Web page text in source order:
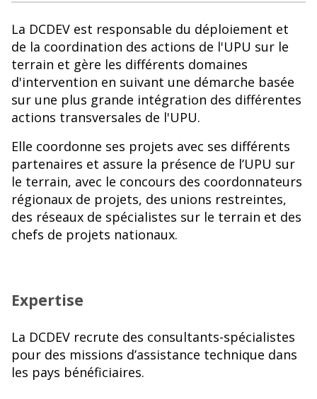
La DCDEV est responsable du déploiement et
de la coordination des actions de l'UPU sur le
terrain et gère les différents domaines
d'intervention en suivant une démarche basée
sur une plus grande intégration des différentes
actions transversales de l'UPU.
Elle coordonne ses projets avec ses différents
partenaires et assure la présence de l’UPU sur
le terrain, avec le concours des coordonnateurs
régionaux de projets, des unions restreintes,
des réseaux de spécialistes sur le terrain et des
chefs de projets nationaux.
Expertise
La DCDEV recrute des consultants-spécialistes
pour des missions d’assistance technique dans
les pays bénéficiaires.